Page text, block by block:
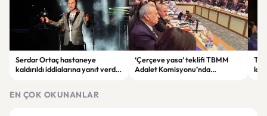
Serdar Ortaç hastaneye
kaldırıldı iddialarına yanıt verdi:
‘Çerçeve yasa’ teklifi TBMM
Adalet Komisyonu’nda
EN ÇOK OKUNANLAR